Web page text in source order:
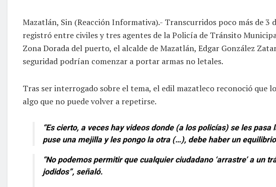
Mazatlán, Sin (Reacción Informativa).- Transcurridos poco más de 3
registró entre civiles y tres agentes de la Policía de Tránsito
Zona Dorada del puerto, el alcalde de Mazatlán, Edgar González
seguridad podrían comenzar a portar armas no letales.
Tras ser interrogado sobre el tema, el edil mazatleco reconoció que
algo que no puede volver a repetirse.
“Es cierto, a veces hay videos donde (a los policías) se les
puse una mejilla y les pongo la otra (…), debe haber un
“No podemos permitir que cualquier ciudadano ‘arrastre’ a un
jodidos”, señaló.